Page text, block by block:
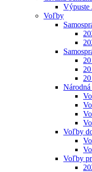
Výpuste
Voľby
Národná
Voľby
Voľby